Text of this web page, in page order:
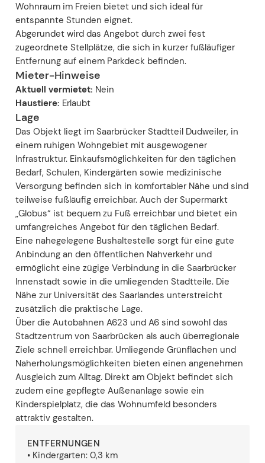
Wohnraum im Freien bietet und sich ideal für
entspannte Stunden eignet.
Abgerundet wird das Angebot durch zwei fest
zugeordnete Stellplätze, die sich in kurzer fußläufiger
Entfernung auf einem Parkdeck befinden.
Mieter-Hinweise
Aktuell vermietet: Nein
Haustiere: Erlaubt
Lage
Das Objekt liegt im Saarbrücker Stadtteil Dudweiler, in
einem ruhigen Wohngebiet mit ausgewogener
Infrastruktur. Einkaufsmöglichkeiten für den täglichen
Bedarf, Schulen, Kindergärten sowie medizinische
Versorgung befinden sich in komfortabler Nähe und sind
teilweise fußläufig erreichbar. Auch der Supermarkt
„Globus“ ist bequem zu Fuß erreichbar und bietet ein
umfangreiches Angebot für den täglichen Bedarf.
Eine nahegelegene Bushaltestelle sorgt für eine gute
Anbindung an den öffentlichen Nahverkehr und
ermöglicht eine zügige Verbindung in die Saarbrücker
Innenstadt sowie in die umliegenden Stadtteile. Die
Nähe zur Universität des Saarlandes unterstreicht
zusätzlich die praktische Lage.
Über die Autobahnen A623 und A6 sind sowohl das
Stadtzentrum von Saarbrücken als auch überregionale
Ziele schnell erreichbar. Umliegende Grünflächen und
Naherholungsmöglichkeiten bieten einen angenehmen
Ausgleich zum Alltag. Direkt am Objekt befindet sich
zudem eine gepflegte Außenanlage sowie ein
Kinderspielplatz, die das Wohnumfeld besonders
attraktiv gestalten.
ENTFERNUNGEN
• Kindergarten: 0,3 km